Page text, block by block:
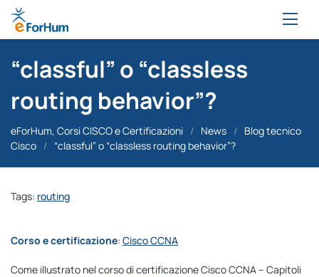
“classful” o “classless
routing behavior”?
eForHum, Corsi CISCO e Certificazioni / News / Blog tecnico
Cisco / “classful” o “classless routing behavior”?
Tags: routing
Corso e certificazione: Cisco CCNA
Come illustrato nel corso di certificazione Cisco CCNA – Capitoli